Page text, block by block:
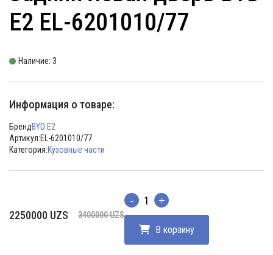
E2 EL-6201010/77
Наличие: 3
Информация о товаре:
БрендBYD E2
Артикул:EL-6201010/77
Категория:Кузовные части
3400000UZS
Первоначальная
2250000 UZS
Текущая
Количество
В корзину